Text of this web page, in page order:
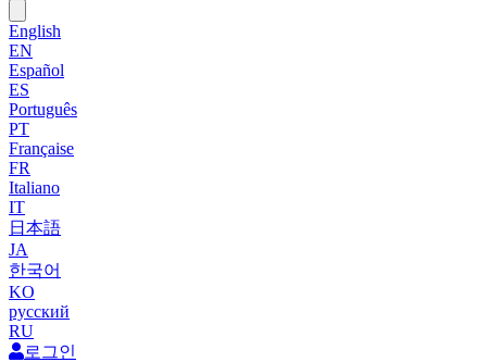
English
EN
Español
ES
Português
PT
Française
FR
Italiano
IT
日本語
JA
한국어
KO
русский
RU
로그인